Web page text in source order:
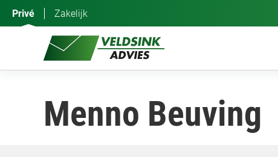
Privé Zakelijk
Menno Beuving